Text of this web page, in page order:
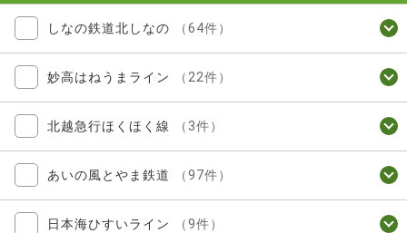
しなの鉄道北しなの （64件）
妙高はねうまライン （22件）
北越急行ほくほく線 （3件）
あいの風とやま鉄道 （97件）
日本海ひすいライン （9件）